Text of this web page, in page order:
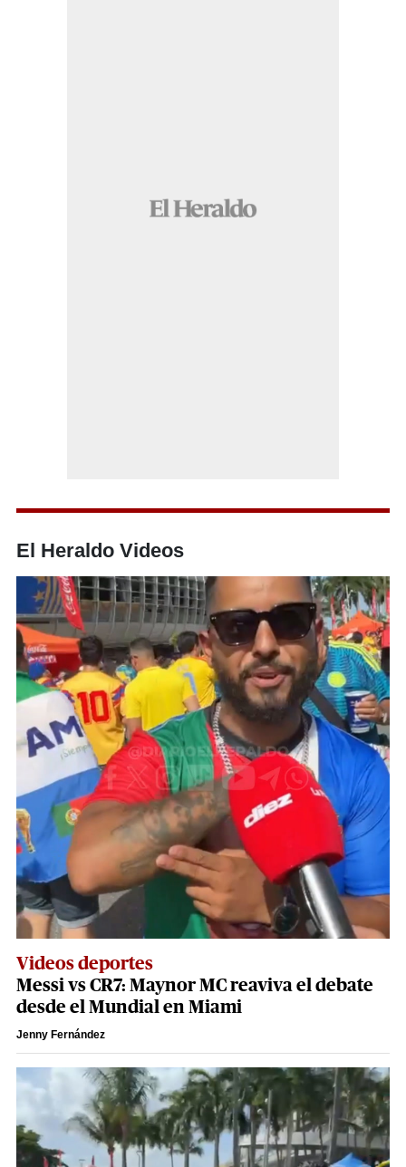
El Heraldo Videos
Videos deportes
Messi vs CR7: Maynor MC reaviva el debate
desde el Mundial en Miami
Jenny Fernández